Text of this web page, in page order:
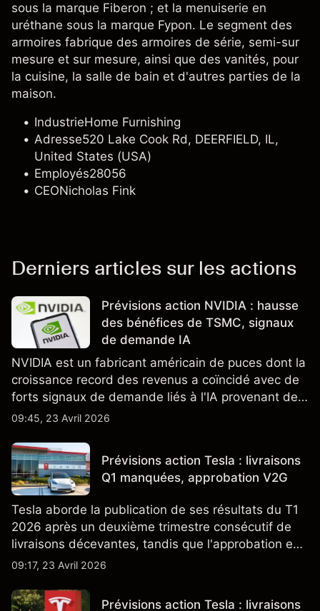
sous la marque Fiberon ; et la menuiserie en
uréthane sous la marque Fypon. Le segment des
armoires fabrique des armoires de série, semi-sur
mesure et sur mesure, ainsi que des vanités, pour
la cuisine, la salle de bain et d'autres parties de la
maison.
IndustrieHome Furnishing
Adresse520 Lake Cook Rd, DEERFIELD, IL,
United States (USA)
Employés28056
CEONicholas Fink
Derniers articles sur les actions
Prévisions action NVIDIA : hausse
des bénéfices de TSMC, signaux
de demande IA
NVIDIA est un fabricant américain de puces dont la
croissance record des revenus a coïncidé avec de
forts signaux de demande liés à l'IA provenant de
partenaires clés de la chaîne d'approvisionnement,
passées ne préjugent pas des résultats futurs.
09:45, 23 Avril 2026
Prévisions action Tesla : livraisons
Q1 manquées, approbation V2G
Tesla aborde la publication de ses résultats du T1
2026 après un deuxième trimestre consécutif de
livraisons décevantes, tandis que l'approbation en
Californie d'un programme V2G pour le Cybertruck
énergétique.
09:17, 23 Avril 2026
Prévisions action Tesla : livraisons